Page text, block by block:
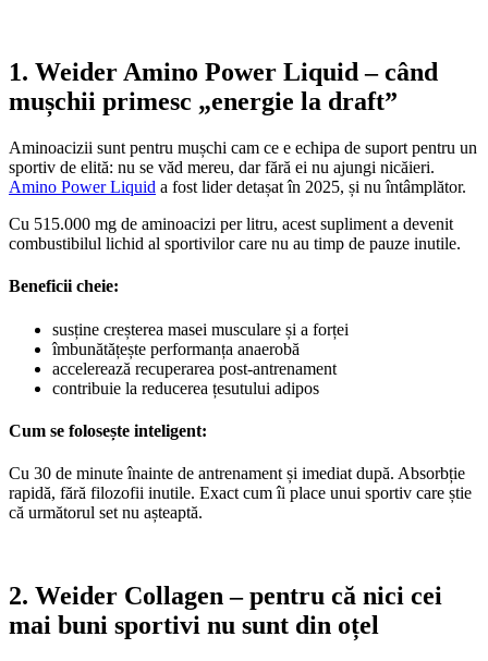
1. Weider Amino Power Liquid – când
mușchii primesc „energie la draft”
Aminoacizii sunt pentru mușchi cam ce e echipa de suport pentru un
sportiv de elită: nu se văd mereu, dar fără ei nu ajungi nicăieri.
Amino Power Liquid a fost lider detașat în 2025, și nu întâmplător.
Cu 515.000 mg de aminoacizi per litru, acest supliment a devenit
combustibilul lichid al sportivilor care nu au timp de pauze inutile.
Beneficii cheie:
susține creșterea masei musculare și a forței
îmbunătățește performanța anaerobă
accelerează recuperarea post-antrenament
contribuie la reducerea țesutului adipos
Cum se folosește inteligent:
Cu 30 de minute înainte de antrenament și imediat după. Absorbție
rapidă, fără filozofii inutile. Exact cum îi place unui sportiv care știe
că următorul set nu așteaptă.
2. Weider Collagen – pentru că nici cei
mai buni sportivi nu sunt din oțel